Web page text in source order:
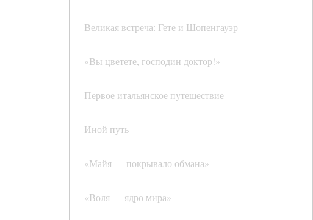
Великая встреча: Гете и Шопенгауэр
«Вы цветете, господин доктор!»
Первое итальянское путешествие
Иной путь
«Майя — покрывало обмана»
«Воля — ядро мира»